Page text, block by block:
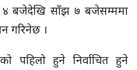
४ बजेदेखि साँझ ७ बजेसम्ममा
गरिनेछ ।
पहिलो हुने निर्वाचित हुने